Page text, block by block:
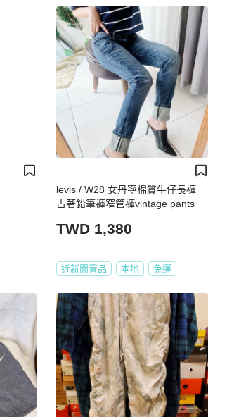
levis / W28 女丹寧棉質牛仔長褲
古著鉛筆褲窄管褲vintage pants
TWD 1,380
近新閒置品 本地 免運